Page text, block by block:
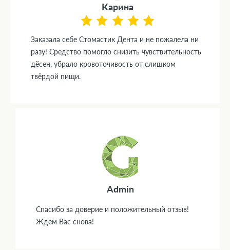
Карина
Заказала себе Стомастик Дента и не пожалела ни
разу! Средство помогло снизить чувствительность
дёсен, убрало кровоточивость от слишком
твёрдой пищи.
Admin
Спасибо за доверие и положительный отзыв!
Ждем Вас снова!